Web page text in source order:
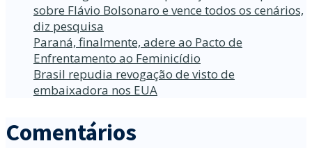
sobre Flávio Bolsonaro e vence todos os cenários,
diz pesquisa
Paraná, finalmente, adere ao Pacto de
Enfrentamento ao Feminicídio
Brasil repudia revogação de visto de
embaixadora nos EUA
Comentários